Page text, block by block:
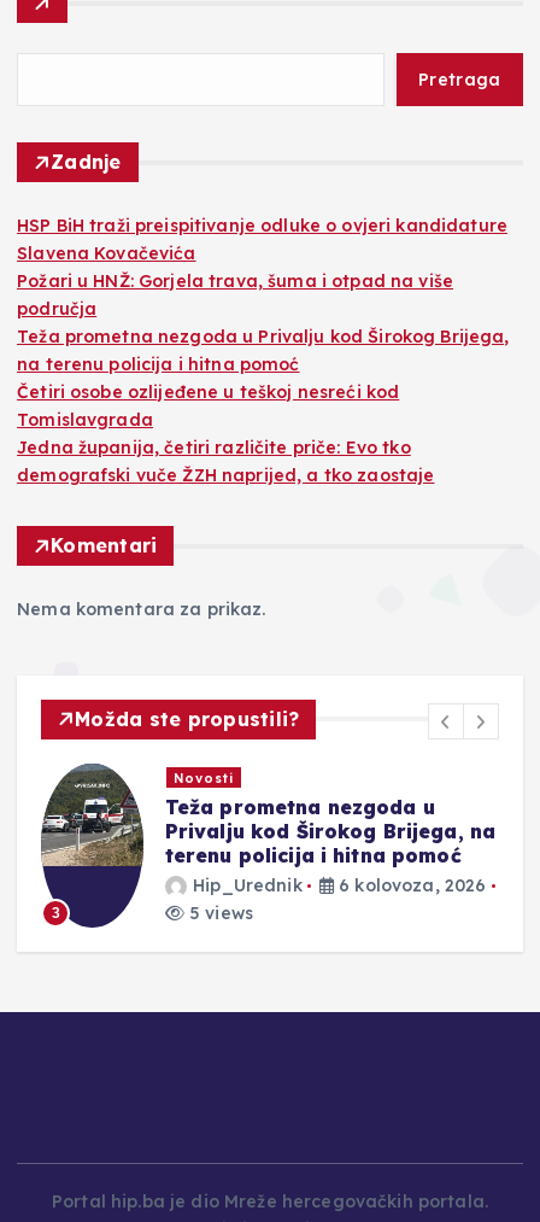
Pretraga
Zadnje
HSP BiH traži preispitivanje odluke o ovjeri kandidature
Slavena Kovačevića
Požari u HNŽ: Gorjela trava, šuma i otpad na više
područja
Teža prometna nezgoda u Privalju kod Širokog Brijega,
na terenu policija i hitna pomoć
Četiri osobe ozlijeđene u teškoj nesreći kod
Tomislavgrada
Jedna županija, četiri različite priče: Evo tko
demografski vuče ŽZH naprijed, a tko zaostaje
Komentari
Nema komentara za prikaz.
Možda ste propustili?
3
Novosti
Teža prometna nezgoda u
Privalju kod Širokog Brijega, na
terenu policija i hitna pomoć
Hip_Urednik
6 kolovoza, 2026
5 views
Portal hip.ba je dio Mreže hercegovačkih portala.